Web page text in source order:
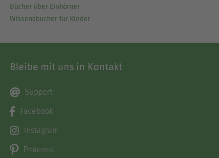
Bücher über Einhörner
Wissensbücher für Kinder
Bleibe mit uns in Kontakt
Support
Facebook
Instagram
Pinterest